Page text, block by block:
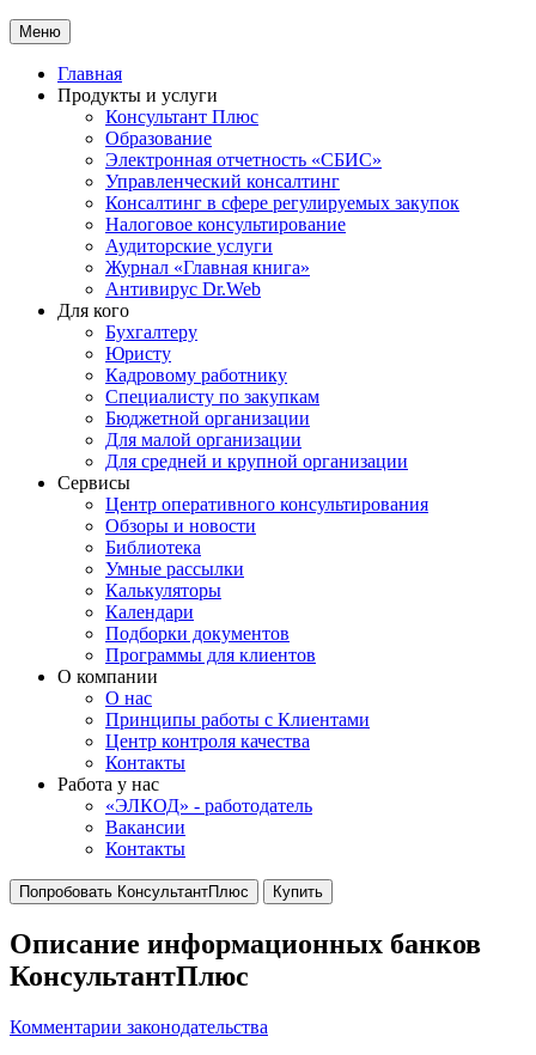
Меню
Главная
Продукты и услуги
Консультант Плюс
Образование
Электронная отчетность «СБИС»
Управленческий консалтинг
Консалтинг в сфере регулируемых закупок
Налоговое консультирование
Аудиторские услуги
Журнал «Главная книга»
Антивирус Dr.Web
Для кого
Бухгалтеру
Юристу
Кадровому работнику
Специалисту по закупкам
Бюджетной организации
Для малой организации
Для средней и крупной организации
Сервисы
Центр оперативного консультирования
Обзоры и новости
Библиотека
Умные рассылки
Калькуляторы
Календари
Подборки документов
Программы для клиентов
О компании
О нас
Принципы работы с Клиентами
Центр контроля качества
Контакты
Работа у нас
«ЭЛКОД» - работодатель
Вакансии
Контакты
Попробовать КонсультантПлюс Купить
Описание информационных банков
КонсультантПлюс
Комментарии законодательства